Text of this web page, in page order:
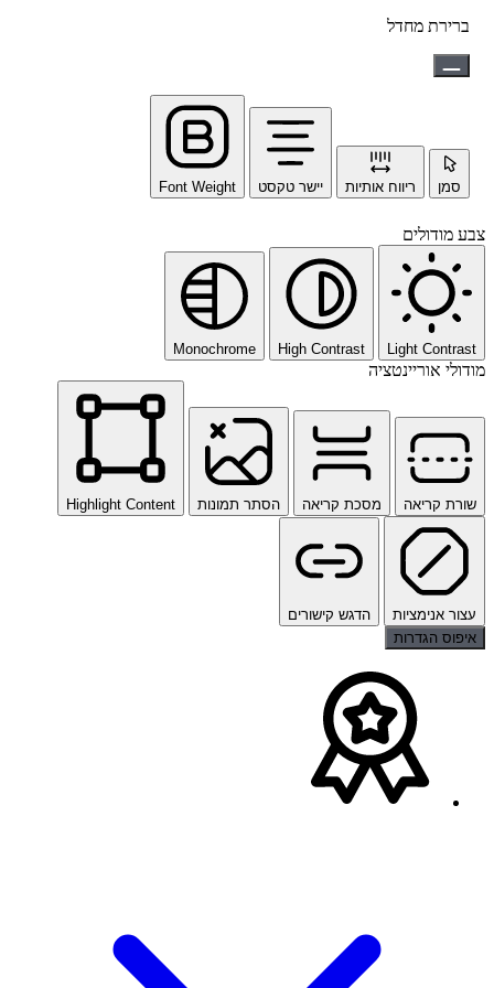
ברירת מחדל
סמן ריווח אותיות יישר טקסט Font Weight
צבע מודולים
Light Contrast
High Contrast
Monochrome
מודולי אוריינטציה
שורת קריאה מסכת קריאה הסתר תמונות Highlight Content
עצור אנימציות
הדגש קישורים
איפוס הגדרות